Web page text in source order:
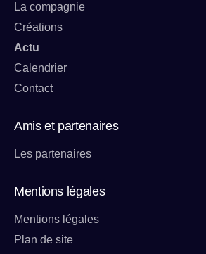
La compagnie
Créations
Actu
Calendrier
Contact
Amis et partenaires
Les partenaires
Mentions légales
Mentions légales
Plan de site